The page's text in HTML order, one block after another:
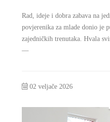
Rad, ideje i dobra zabava na
povjerenika za mlade donio je
zajedničkih trenutaka. Hvala
—
02 veljače 2026